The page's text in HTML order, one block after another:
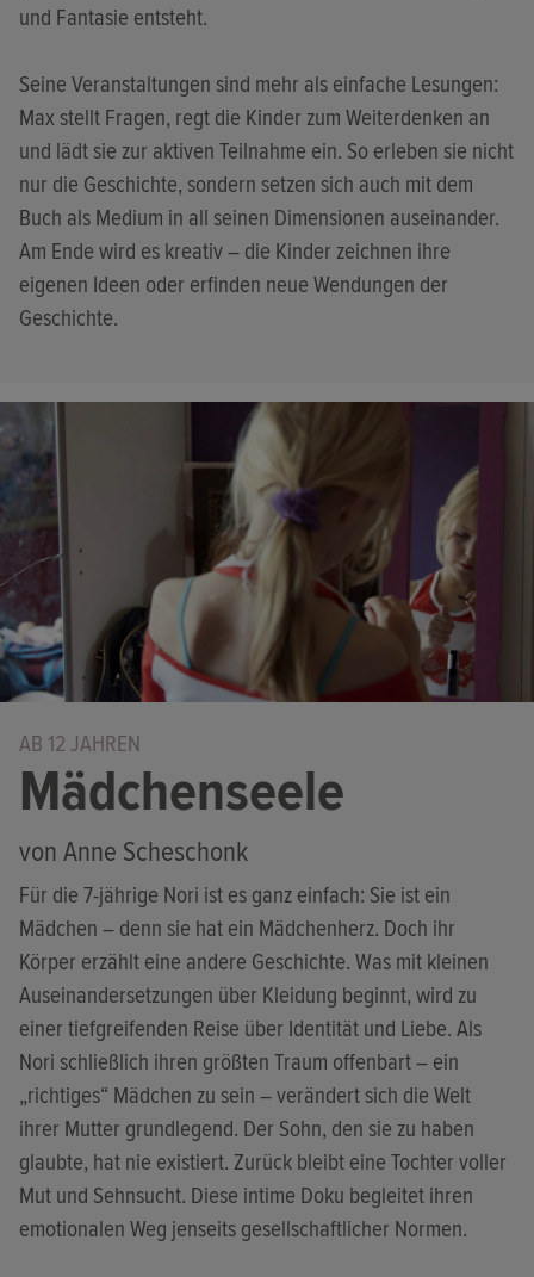
und Fantasie entsteht.
Seine Veranstaltungen sind mehr als einfache Lesungen:
Max stellt Fragen, regt die Kinder zum Weiterdenken an
und lädt sie zur aktiven Teilnahme ein. So erleben sie nicht
nur die Geschichte, sondern setzen sich auch mit dem
Buch als Medium in all seinen Dimensionen auseinander.
Am Ende wird es kreativ – die Kinder zeichnen ihre
eigenen Ideen oder erfinden neue Wendungen der
Geschichte.
AB 12 JAHREN
Mädchenseele
von Anne Scheschonk
Für die 7-jährige Nori ist es ganz einfach: Sie ist ein
Mädchen – denn sie hat ein Mädchenherz. Doch ihr
Körper erzählt eine andere Geschichte. Was mit kleinen
Auseinandersetzungen über Kleidung beginnt, wird zu
einer tiefgreifenden Reise über Identität und Liebe. Als
Nori schließlich ihren größten Traum offenbart – ein
„richtiges“ Mädchen zu sein – verändert sich die Welt
ihrer Mutter grundlegend. Der Sohn, den sie zu haben
glaubte, hat nie existiert. Zurück bleibt eine Tochter voller
Mut und Sehnsucht. Diese intime Doku begleitet ihren
emotionalen Weg jenseits gesellschaftlicher Normen.